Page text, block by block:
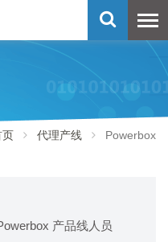
页 代理产线 Powerbox
产品线人员